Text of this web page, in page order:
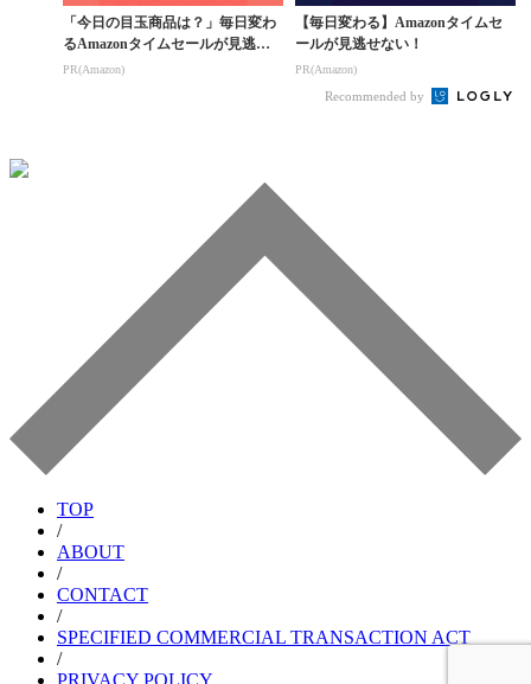
「今日の目玉商品は？」毎日変わ
るAmazonタイムセールが見逃せ
ない
PR(Amazon)
【毎日変わる】Amazonタイムセ
ールが見逃せない！
PR(Amazon)
Recommended by
TOP
/
ABOUT
/
CONTACT
/
SPECIFIED COMMERCIAL TRANSACTION ACT
/
PRIVACY POLICY